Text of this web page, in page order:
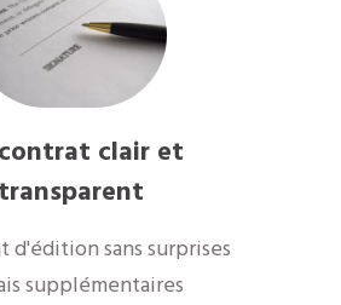
clair et
transparent
d'édition sans surprises
supplémentaires